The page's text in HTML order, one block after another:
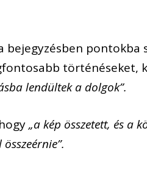
bejegyzésben
történéseket,
lendültek a dolgok”.
„a kép összetett, és a